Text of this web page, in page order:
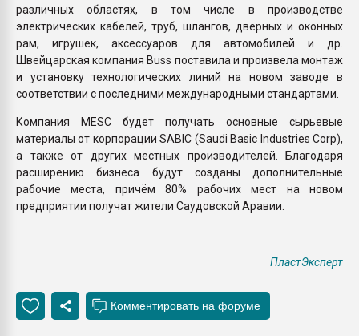
различных областях, в том числе в производстве
электрических кабелей, труб, шлангов, дверных и оконных
рам, игрушек, аксессуаров для автомобилей и др.
Швейцарская компания Buss поставила и произвела монтаж
и установку технологических линий на новом заводе в
соответствии с последними международными стандартами.
Компания MESC будет получать основные сырьевые
материалы от корпорации SABIC (Saudi Basic Industries Corp),
а также от других местных производителей. Благодаря
расширению бизнеса будут созданы дополнительные
рабочие места, причём 80% рабочих мест на новом
предприятии получат жители Саудовской Аравии.
ПластЭксперт